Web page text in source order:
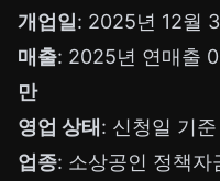
개업일: 2025년 12월
매출: 2025년 연매출
만
영업 상태 : 신청일 기
업종: 소상공인 정책자